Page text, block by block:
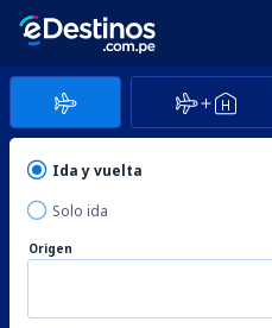
Ida y vuelta
Solo ida
Origen